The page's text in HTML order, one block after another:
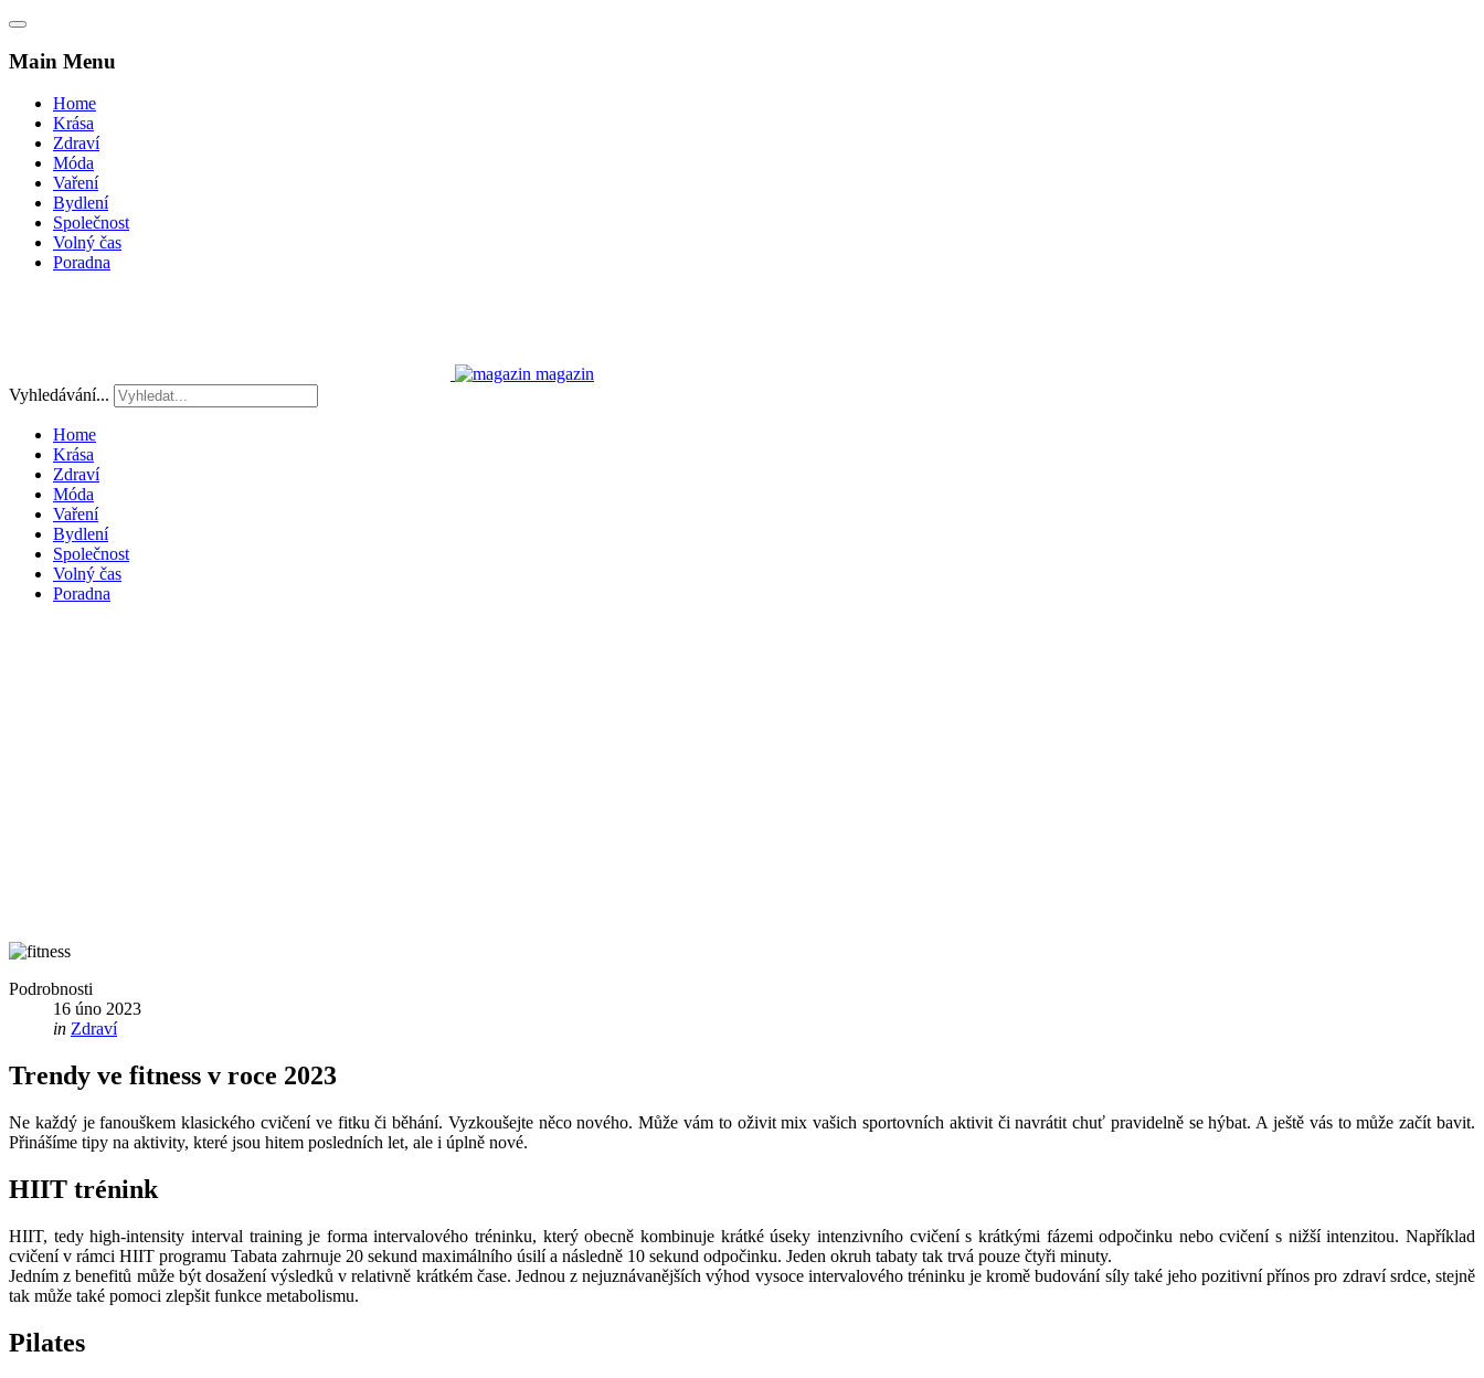
Main Menu
Home
Krása
Zdraví
Móda
Vaření
Bydlení
Společnost
Volný čas
Poradna
magazin
Vyhledávání...
Home
Krása
Zdraví
Móda
Vaření
Bydlení
Společnost
Volný čas
Poradna
Podrobnosti
16 úno 2023
in Zdraví
Trendy ve fitness v roce 2023
Ne každý je fanouškem klasického cvičení ve fitku či běhání. Vyzkoušejte něco nového. Může vám to oživit mix vašich sportovních aktivit či navrátit chuť pravidelně se hýbat. A ještě vás to může začít bavit.
Přinášíme tipy na aktivity, které jsou hitem posledních let, ale i úplně nové.
HIIT trénink
HIIT, tedy high-intensity interval training je forma intervalového tréninku, který obecně kombinuje krátké úseky intenzivního cvičení s krátkými fázemi odpočinku nebo cvičení s nižší intenzitou. Například
cvičení v rámci HIIT programu Tabata zahrnuje 20 sekund maximálního úsilí a následně 10 sekund odpočinku. Jeden okruh tabaty tak trvá pouze čtyři minuty.
Jedním z benefitů může být dosažení výsledků v relativně krátkém čase. Jednou z nejuznávanějších výhod vysoce intervalového tréninku je kromě budování síly také jeho pozitivní přínos pro zdraví srdce, stejně
tak může také pomoci zlepšit funkce metabolismu.
Pilates